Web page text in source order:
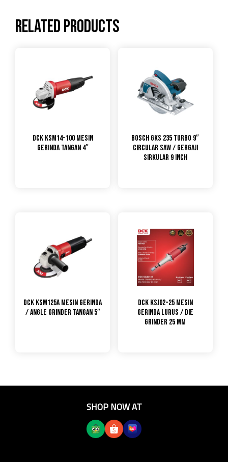
Related products
DCK KSM14-100 Mesin
Gerinda Tangan 4″
Bosch GKS 235 Turbo 9″
Circular Saw / Gergaji
Sirkular 9 Inch
DCK KSM125A Mesin Gerinda
/ Angle Grinder Tangan 5″
DCK KSJ02-25 Mesin
Gerinda Lurus / Die
Grinder 25 mm
SHOP NOW AT